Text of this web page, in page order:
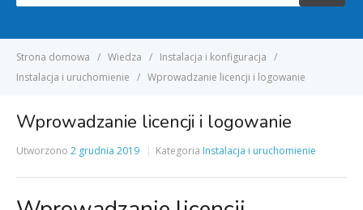
Strona domowa Wiedza
Instalacja i konfiguracja
Instalacja i uruchomienie
Wprowadzanie licencji i logowanie
Wprowadzanie licencji i logowanie
Utworzono 2 grudnia 2019 Kategoria Instalacja i uruchomienie